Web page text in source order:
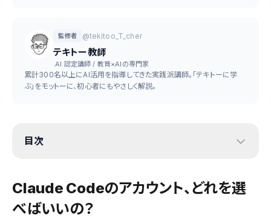
監修者 @tekitoo_T_cher
テキトー教師
.AI 認定講師 / 教育×AIの専門家
累計300名以上にAI活用を指導してきた実践派講師。「テキトーに学
ぶ」をモットーに、初心者にもやさしく解説。
目次
Claude Codeのアカウント、どれを選
べばいいの？